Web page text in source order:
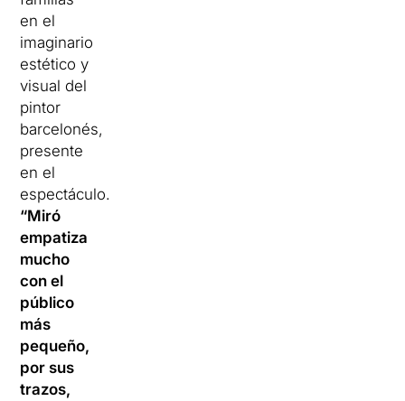
en el
imaginario
estético y
visual del
pintor
barcelonés,
presente
en el
espectáculo.
“Miró
empatiza
mucho
con el
público
más
pequeño,
por sus
trazos,